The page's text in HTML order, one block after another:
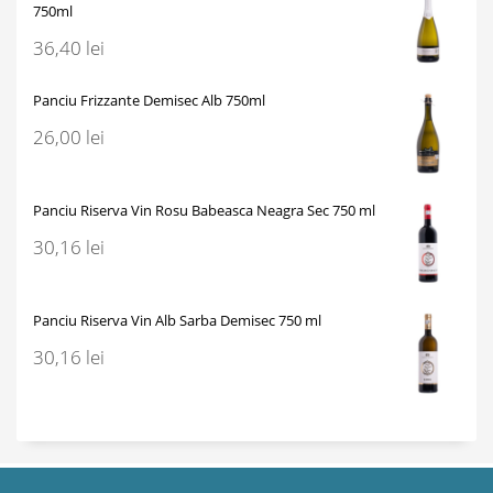
750ml
36,40 lei
Panciu Frizzante Demisec Alb 750ml
26,00 lei
Panciu Riserva Vin Rosu Babeasca Neagra Sec 750 ml
30,16 lei
Panciu Riserva Vin Alb Sarba Demisec 750 ml
30,16 lei